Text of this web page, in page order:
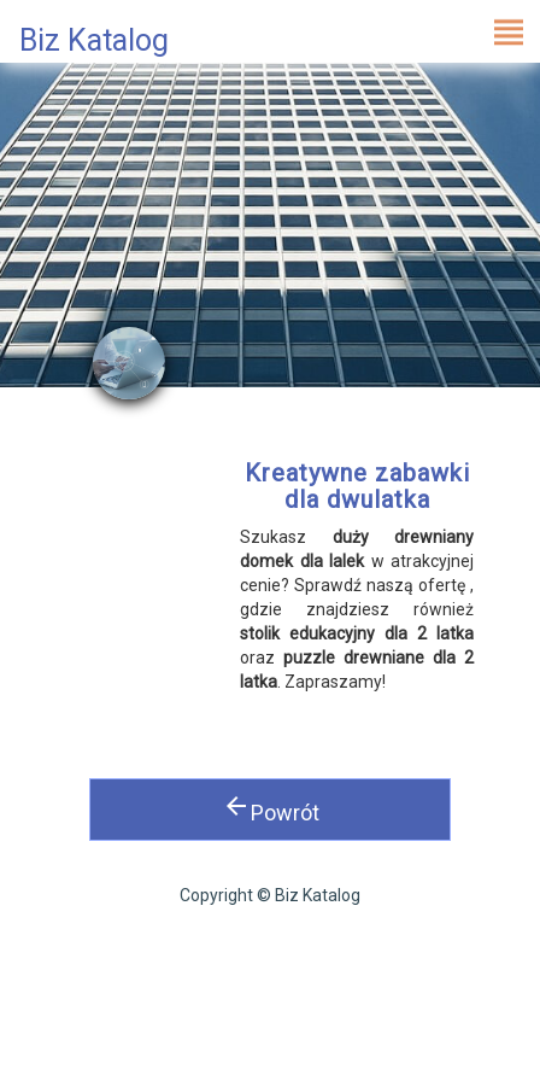
Biz Katalog
Kreatywne zabawki
dla dwulatka
Szukasz duży drewniany
domek dla lalekw atrakcyjnej
cenie? Sprawdź naszą ofertę ,
gdzie znajdziesz również
stolik edukacyjny dla 2 latka
oraz puzzle drewniane dla 2
latka . Zapraszamy!
arrow_back Powrót
Copyright © Biz Katalog